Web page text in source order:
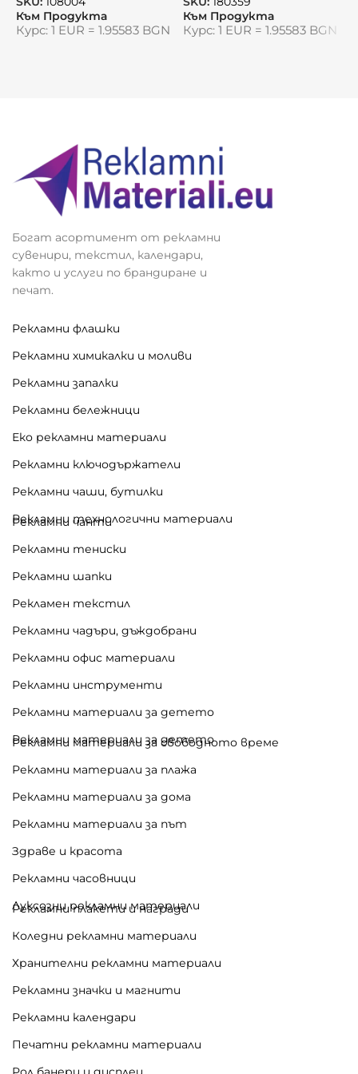
Към Продукта
Курс: 1 EUR = 1.95583 BGN
Към Продукта
Курс: 1 EUR = 1.95583 BGN
Богат асортимент от рекламни
сувенири, текстил, календари,
както и услуги по брандиране и
печат.
Рекламни флашки
Рекламни химикалки и моливи
Рекламни запалки
Рекламни бележници
Еко рекламни материали
Рекламни ключодържатели
Рекламни чаши, бутилки
Рекламни технологични материали
Рекламни чанти
Рекламни тениски
Рекламни шапки
Рекламен текстил
Рекламни чадъри, дъждобрани
Рекламни офис материали
Рекламни инструменти
Рекламни материали за детето
Рекламни материали за детето
Рекламни материали за свободното време
Рекламни материали за плажа
Рекламни материали за дома
Рекламни материали за път
Здраве и красота
Рекламни часовници
Луксозни рекламни материали
Рекламни плакети и награди
Коледни рекламни материали
Хранителни рекламни материали
Рекламни значки и магнити
Рекламни календари
Печатни рекламни материали